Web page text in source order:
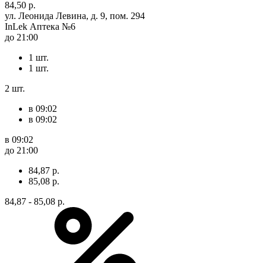
84,50 р.
ул. Леонида Левина, д. 9, пом. 294
InLek Аптека №6
до 21:00
1 шт.
1 шт.
2 шт.
в 09:02
в 09:02
в 09:02
до 21:00
84,87 р.
85,08 р.
84,87 - 85,08 р.